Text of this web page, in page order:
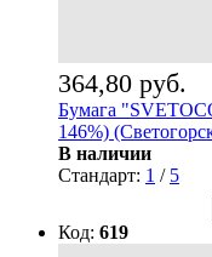
364,80 руб.
Бумага
146%)
В наличии
Стандарт: 1 / 5
Код: 619